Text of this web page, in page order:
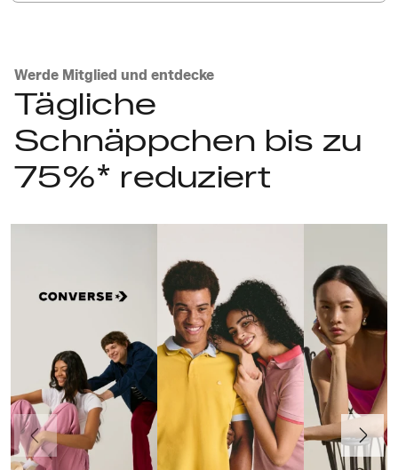
Werde Mitglied und entdecke
Tägliche
Schnäppchen bis zu
75%* reduziert
Vorherige Weiter